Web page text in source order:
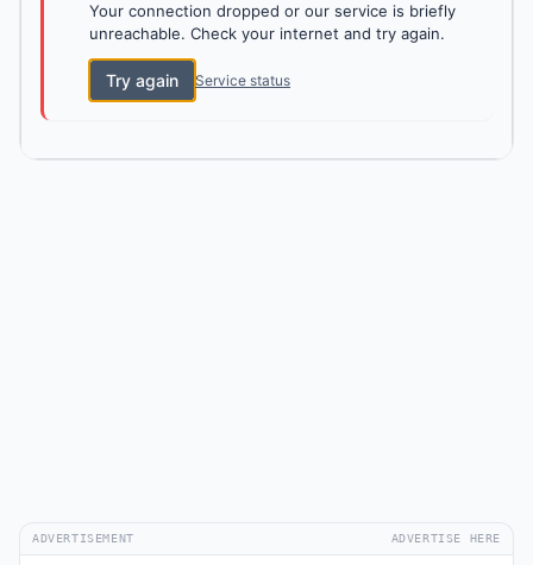
Your connection dropped or our service is briefly
unreachable. Check your internet and try again.
Try again Service status
ADVERTISEMENT ADVERTISE HERE